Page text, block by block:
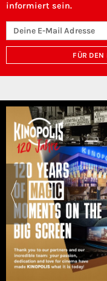
informiert sein.
FÜR DEN